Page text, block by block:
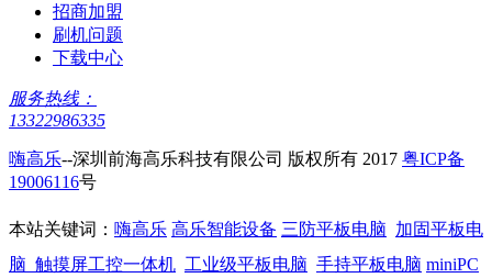
招商加盟
刷机问题
下载中心
服务热线：
13322986335
嗨高乐--深圳前海高乐科技有限公司 版权所有 2017 粤ICP备
19006116号
本站关键词： 嗨高乐 高乐智能设备 三防平板电脑 加固平板电
脑 触摸屏工控一体机 工业级平板电脑 手持平板电脑 miniPC